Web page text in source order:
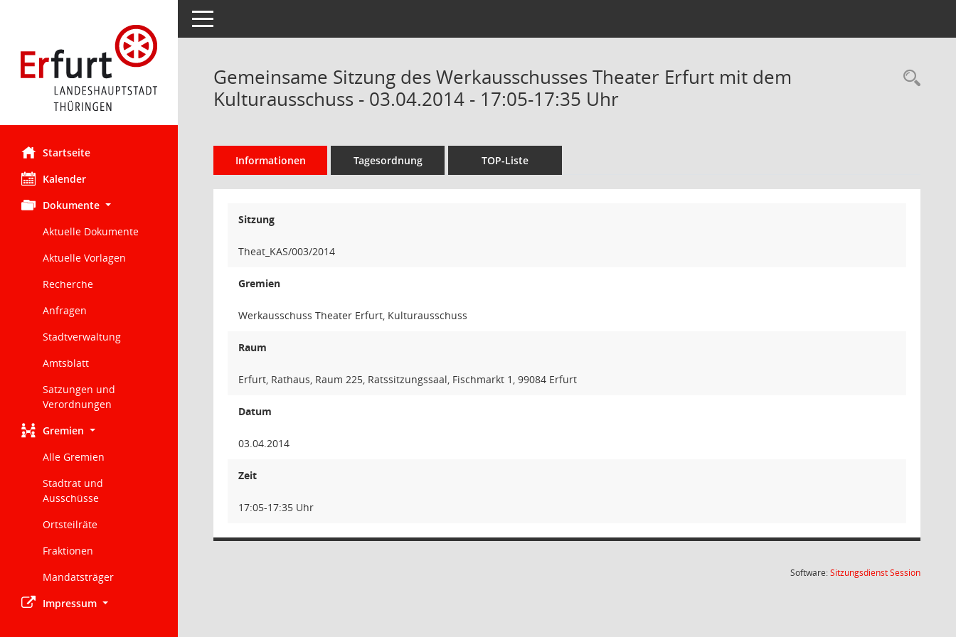
Startseite
Kalender
Dokumente
Aktuelle Dokumente
Aktuelle Vorlagen
Recherche
Anfragen
Stadtverwaltung
Amtsblatt
Satzungen und
Verordnungen
Gremien
Alle Gremien
Stadtrat und
Ausschüsse
Ortsteilräte
Fraktionen
Mandatsträger
Impressum
Toggle navigation
Gemeinsame Sitzung des Werkausschusses Theater Erfurt mit dem
Kulturausschuss - 03.04.2014 - 17:05-17:35 Uhr
Informationen Tagesordnung TOP-Liste
Sitzung
Theat_KAS/003/2014
Gremien
Werkausschuss Theater Erfurt, Kulturausschuss
Raum
Erfurt, Rathaus, Raum 225, Ratssitzungssaal, Fischmarkt 1, 99084 Erfurt
Datum
03.04.2014
Zeit
17:05-17:35 Uhr
Software:SitzungsdienstSession(Wird in